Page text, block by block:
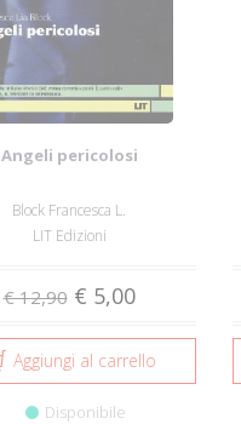
Angeli pericolosi
Block Francesca L.
LIT Edizioni
€ 12,90 € 5,00
Aggiungi al carrello
Disponibile